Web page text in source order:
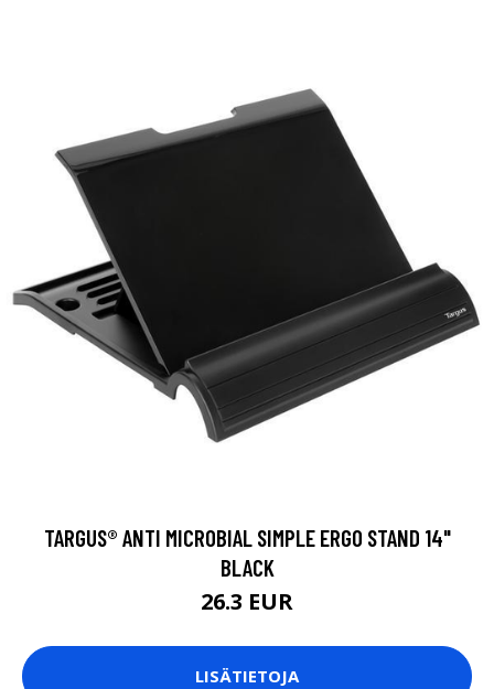
TARGUS® ANTI MICROBIAL SIMPLE ERGO STAND 14"
BLACK
26.3 EUR
LISÄTIETOJA